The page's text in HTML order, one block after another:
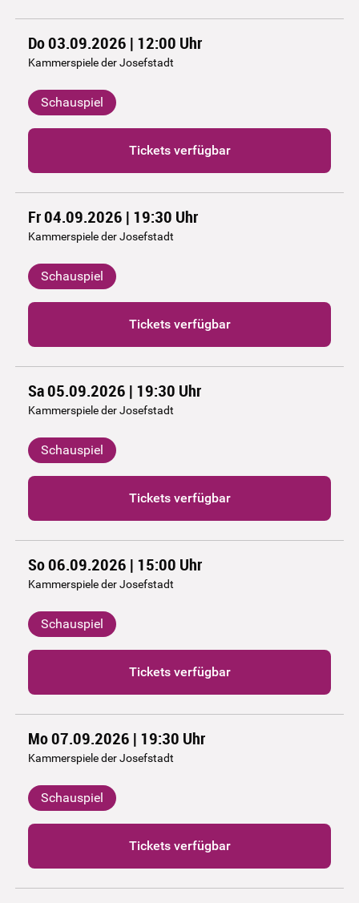
Do 03.09.2026 | 12:00 Uhr
Kammerspiele der Josefstadt
Schauspiel
Tickets verfügbar
Fr 04.09.2026 | 19:30 Uhr
Kammerspiele der Josefstadt
Schauspiel
Tickets verfügbar
Sa 05.09.2026 | 19:30 Uhr
Kammerspiele der Josefstadt
Schauspiel
Tickets verfügbar
So 06.09.2026 | 15:00 Uhr
Kammerspiele der Josefstadt
Schauspiel
Tickets verfügbar
Mo 07.09.2026 | 19:30 Uhr
Kammerspiele der Josefstadt
Schauspiel
Tickets verfügbar